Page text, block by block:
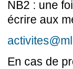
NB2 : une
écrire aux
En cas de